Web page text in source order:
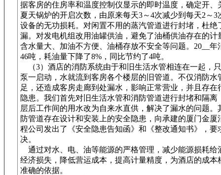
据客房的住房率和温度控制仪显示的即时温度，确定开、
夏天锅炉的开启次数，由原来每天3～4次减少到每天2～3
设备的无功损耗。对闲置不用的蒸汽管道进行封堵，杜绝
漏。对发电机组改用油罐供油，避免了油桶供油存在的计
含水量大、加油不方便、油桶存放不安全等问题。20__年
46吨，耗油量下降了8%，同比节约了4吨。
（3）酒店的消防系统由于和旧生活水管相连在一起，
泵一启动，水就流到客房各个楼层的旧管道。不仅消防水
足，还造成客房走廊到处漏水，影响正常营业，并且存在
隐患。我们首先对旧生活水管和消防管道进行封堵和隔离
层后工作间的用水改为自来水直供，解决了漏水的问题。
防管道存在设计和安装上的安全隐患，向承建的厦门金厦
程公司发出了《安全隐患告知函》和《整改通知书》，要
决。
通过对水、电、油等能源的严格管理，减少能源损耗给
经济损失，降低营运成本，提高计量精度，为酒店的成本
准确的依据。